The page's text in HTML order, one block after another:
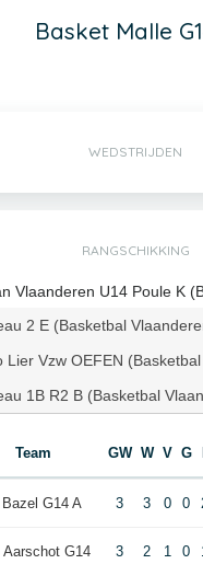
Basket Malle
WEDSTRIJDEN
RANGSCHIKKING
Vlaanderen U14 Poule K
2 E (Basketbal
Lier Vzw OEFEN
1B R2 B (Basketbal
Team GW W V G
Bazel G14 A 3 3 0 0
Aarschot G14
3 2 1 0